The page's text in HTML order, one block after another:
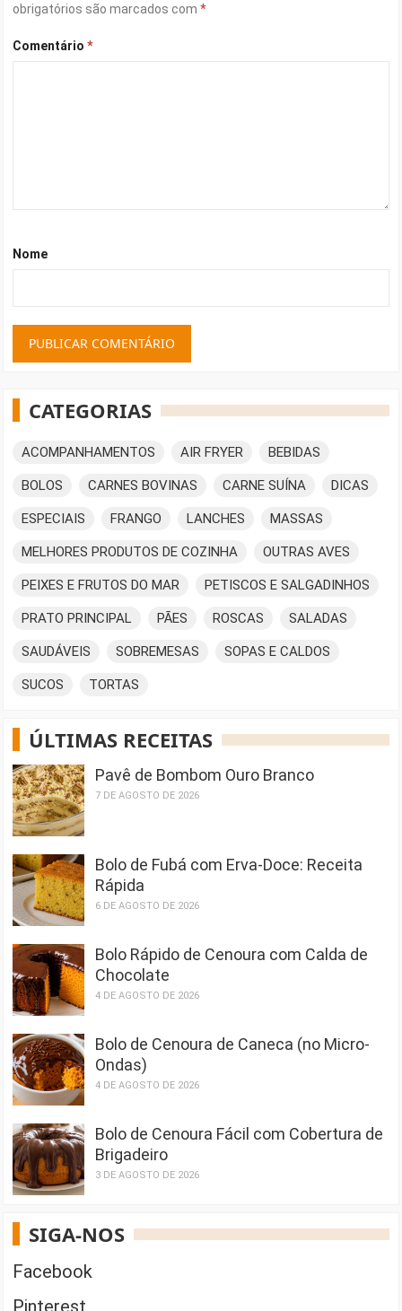
obrigatórios são marcados com*
Comentário*
Nome
CATEGORIAS
ACOMPANHAMENTOS AIR FRYER BEBIDAS
BOLOS CARNES BOVINAS CARNE SUÍNA DICAS
ESPECIAIS FRANGO LANCHES MASSAS
MELHORES PRODUTOS DE COZINHA OUTRAS AVES
PEIXES E FRUTOS DO MAR PETISCOS E SALGADINHOS
PRATO PRINCIPAL PÃES ROSCAS SALADAS
SAUDÁVEIS SOBREMESAS SOPAS E CALDOS
SUCOS TORTAS
ÚLTIMAS RECEITAS
Pavê de Bombom Ouro Branco
7 DE AGOSTO DE 2026
Bolo de Fubá com Erva-Doce: Receita
Rápida
6 DE AGOSTO DE 2026
Bolo Rápido de Cenoura com Calda de
Chocolate
4 DE AGOSTO DE 2026
Bolo de Cenoura de Caneca (no Micro-
Ondas)
4 DE AGOSTO DE 2026
Bolo de Cenoura Fácil com Cobertura de
Brigadeiro
3 DE AGOSTO DE 2026
SIGA-NOS
Facebook
Pinterest